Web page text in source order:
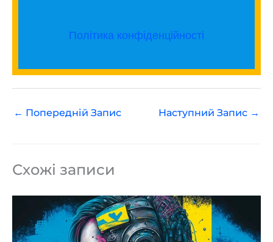
Політика конфіденційності
← Попередній Запис Наступний Запис →
Схожі записи